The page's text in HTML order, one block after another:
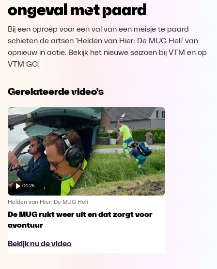
Opera
ongeval met paard
Bij een oproep voor een val van een meisje te paard
schieten de artsen 'Helden van Hier: De MUG Heli’ van
opnieuw in actie. Bekijk het nieuwe seizoen bij VTM en op
VTM GO.
Gerelateerde video's
04:25
Helden van Hier: De MUG Heli
De MUG rukt weer uit en dat zorgt voor
avontuur
Bekijk nu de video